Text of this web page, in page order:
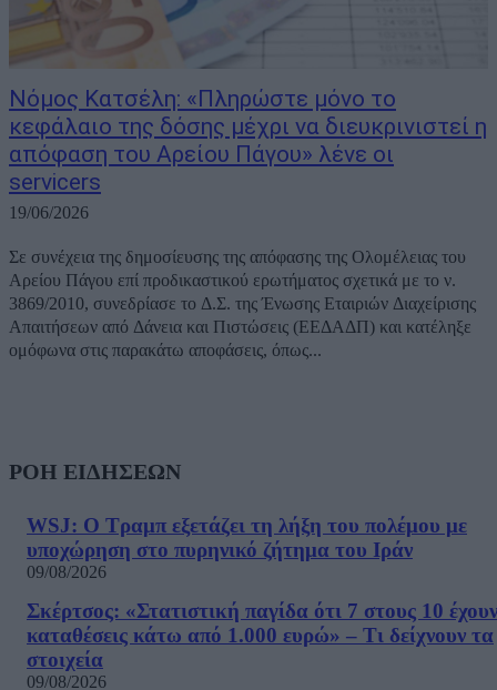
Νόμος Κατσέλη: «Πληρώστε μόνο το
κεφάλαιο της δόσης μέχρι να διευκρινιστεί η
απόφαση του Αρείου Πάγου» λένε οι
servicers
19/06/2026
Σε συνέχεια της δημοσίευσης της απόφασης της Ολομέλειας του
Αρείου Πάγου επί προδικαστικού ερωτήματος σχετικά με το ν.
3869/2010, συνεδρίασε το Δ.Σ. της Ένωσης Εταιριών Διαχείρισης
Απαιτήσεων από Δάνεια και Πιστώσεις (ΕΕΔΑΔΠ) και κατέληξε
ομόφωνα στις παρακάτω αποφάσεις, όπως...
ΡΟΗ ΕΙΔΗΣΕΩΝ
WSJ: Ο Τραμπ εξετάζει τη λήξη του πολέμου με
υποχώρηση στο πυρηνικό ζήτημα του Ιράν
09/08/2026
Σκέρτσος: «Στατιστική παγίδα ότι 7 στους 10 έχουν
καταθέσεις κάτω από 1.000 ευρώ» – Τι δείχνουν τα
στοιχεία
09/08/2026